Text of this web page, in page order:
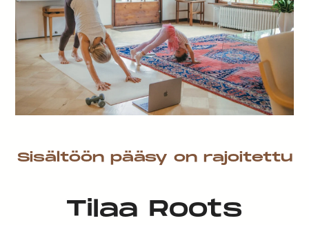
Sisältöön pääsy on rajoitettu
Tilaa Roots